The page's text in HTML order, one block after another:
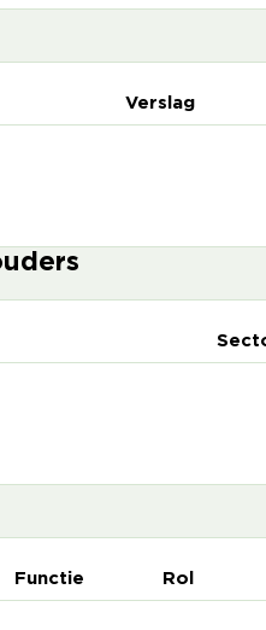
Verslag
Functie Rol